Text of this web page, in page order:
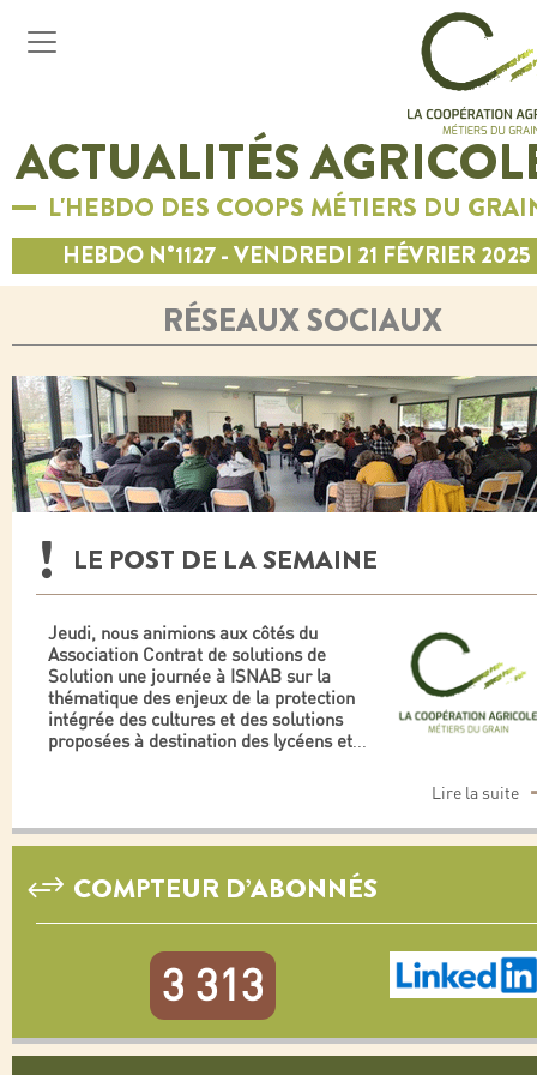
ACTUALITÉS
L'HEBDO DES COOPS MÉTIERS DU
HEBDO N°1127 - VENDREDI 21 FÉVRIER 2025
RÉSEAUX SOCIAUX
LE POST DE LA SEMAINE
Jeudi, nous animions aux côtés du
Association Contrat de solutions de
Solution une journée à ISNAB sur la
thématique des enjeux de la protection
intégrée des cultures et des solutions
proposées à destination des lycéens et...
Lire la suite
COMPTEUR D’ABONNÉS
3 313